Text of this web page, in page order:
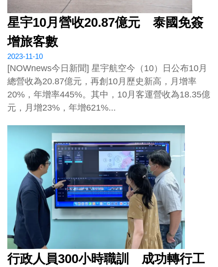
星宇10月營收20.87億元 泰國免簽
增旅客數
2023-11-10
[NOWnews今日新聞] 星宇航空今（10）日公布10月
總營收為20.87億元，再創10月歷史新高，月增率
20%，年增率445%。其中，10月客運營收為18.35億
元，月增23%，年增621%...
行政人員300小時職訓 成功轉行工